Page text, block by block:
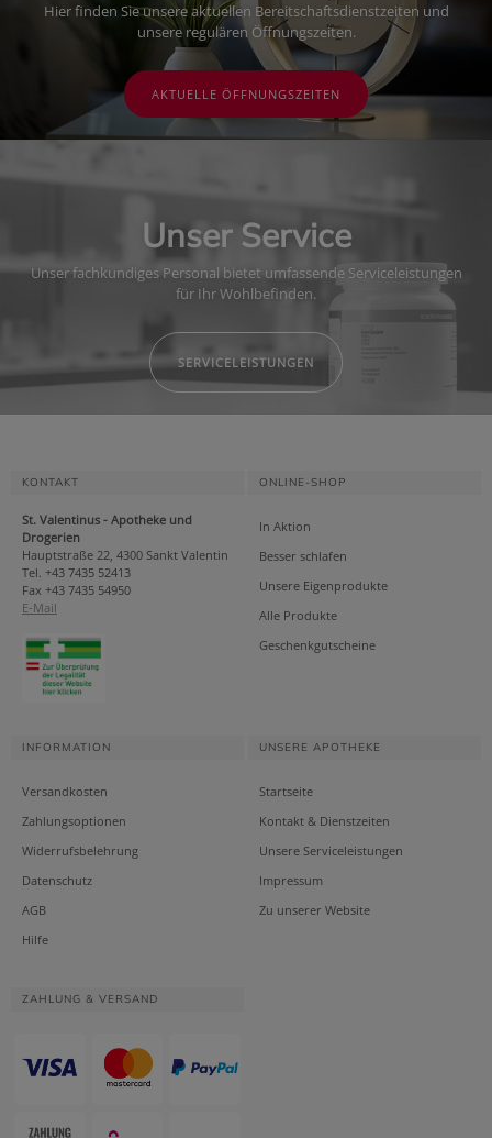
Hier finden Sie unsere aktuellen Bereitschaftsdienstzeiten und
unsere regulären Öffnungszeiten.
AKTUELLE ÖFFNUNGSZEITEN
Unser Service
Unser fachkundiges Personal bietet umfassende Serviceleistungen
für Ihr Wohlbefinden.
SERVICELEISTUNGEN
KONTAKT
St. Valentinus - Apotheke und
Drogerien
Hauptstraße 22, 4300 Sankt Valentin
Tel. +43 7435 52413
Fax +43 7435 54950
E-Mail
ONLINE-SHOP
In Aktion
Besser schlafen
Unsere Eigenprodukte
Alle Produkte
Geschenkgutscheine
INFORMATION
Versandkosten
Zahlungsoptionen
Widerrufsbelehrung
Datenschutz
AGB
Hilfe
UNSERE APOTHEKE
Startseite
Kontakt & Dienstzeiten
Unsere Serviceleistungen
Impressum
Zu unserer Website
ZAHLUNG & VERSAND